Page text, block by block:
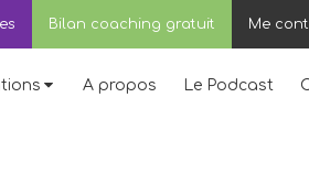
Me
Bilan coaching gratuit
A propos Le Podcast